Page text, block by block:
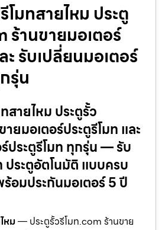
มทสายไหม ประตู
ร้านขายมอเตอร์
ะ รับเปลี่ยนมอเตอร์
รุ่น
สายไหม ประตูรั้ว
ยมอเตอร์ประตูรีโมท และ
ประตูรีโมท ทุกรุ่น — รับ
ประตูอัตโนมัติ แบบครบ
อมประกันมอเตอร์ 5 ปี
หม— ประตูรั้วรีโมท.com ร้านขาย